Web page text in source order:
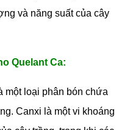
và năng suất của cây
Quelant Ca:
một loại phân bón chứa
Canxi là một vi khoáng